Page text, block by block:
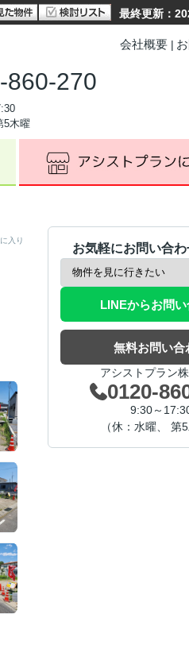
最終更新：
会社概要
270
5木曜
入り
お気軽にお問い合
LINEからお問
無料お問い合
アシストプラン
0120-
9:30～
（休：水曜、 第5